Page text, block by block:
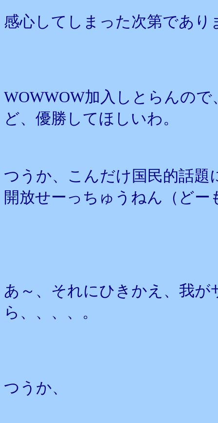
感心してしまった次第であり
WOWWOW加入しとらんの
ど、優勝してほしいわ。
つうか、こんだけ国民的話
開放せーっちゅうねん（どー
あ～、それにひきかえ、我
ら、、、、。
つうか、